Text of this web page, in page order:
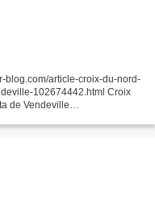
blog.com/article-croix-du-nord-
102674442.html Croix
de Vendeville
102674442.html...